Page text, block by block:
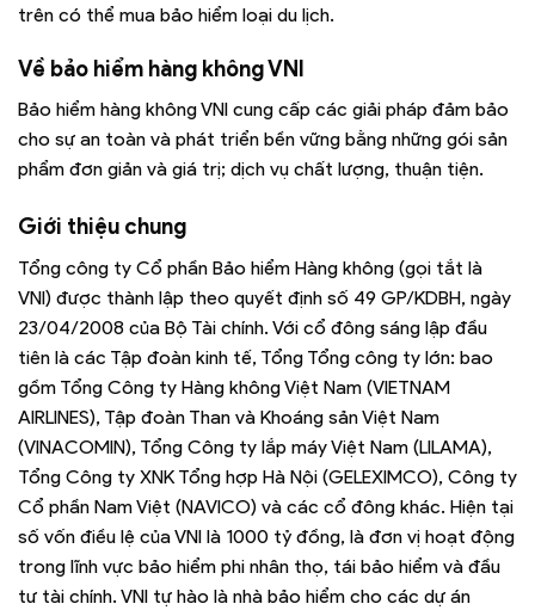
trên có thể mua bảo hiểm loại du lịch.
Về bảo hiểm hàng không VNI
Bảo hiểm hàng không VNI cung cấp các giải pháp đảm bảo
cho sự an toàn và phát triển bền vững bằng những gói sản
phẩm đơn giản và giá trị; dịch vụ chất lượng, thuận tiện.
Giới thiệu chung
Tổng công ty Cổ phần Bảo hiểm Hàng không (gọi tắt là
VNI) được thành lập theo quyết định số 49 GP/KDBH, ngày
23/04/2008 của Bộ Tài chính. Với cổ đông sáng lập đầu
tiên là các Tập đoàn kinh tế, Tổng Tổng công ty lớn: bao
gồm Tổng Công ty Hàng không Việt Nam (VIETNAM
AIRLINES), Tập đoàn Than và Khoáng sản Việt Nam
(VINACOMIN), Tổng Công ty lắp máy Việt Nam (LILAMA),
Tổng Công ty XNK Tổng hợp Hà Nội (GELEXIMCO), Công ty
Cổ phần Nam Việt (NAVICO) và các cổ đông khác. Hiện tại
số vốn điều lệ của VNI là 1000 tỷ đồng, là đơn vị hoạt động
trong lĩnh vực bảo hiểm phi nhân thọ, tái bảo hiểm và đầu
tư tài chính. VNI tự hào là nhà bảo hiểm cho các dự án